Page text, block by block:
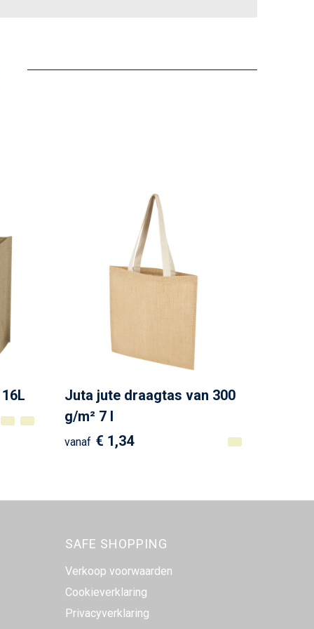
Juta jute draagtas van 300
g/m² 7 l
vanaf € 1,34
SAFE SHOPPING
Verkoop voorwaarden
Cookieverklaring
Privacyverklaring